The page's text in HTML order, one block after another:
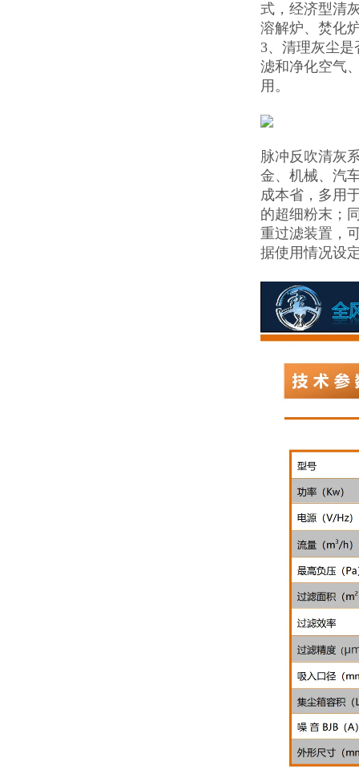
式，经济型清
溶解炉、焚化
3、清理灰尘
滤和净化空气
用。
脉冲反吹清灰
金、机械、汽
成本省，多用
的超细粉末；
重过滤装置，
据使用情况设